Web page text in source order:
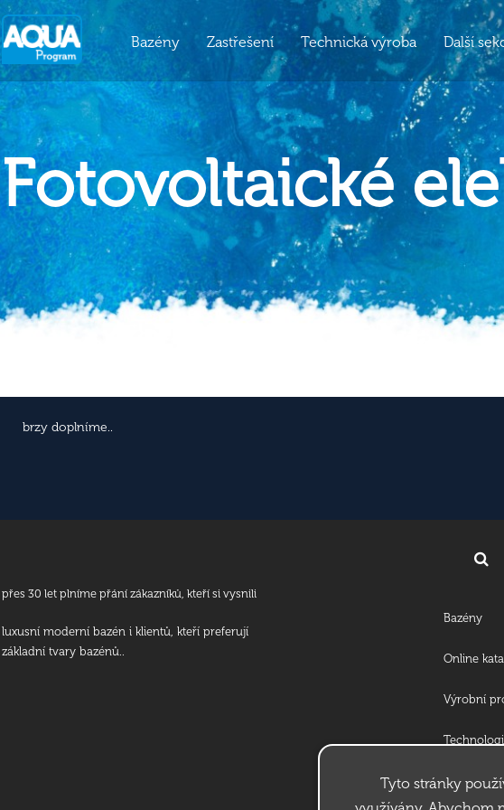
Bazény Zastřešení Technická výroba Další
Fotovoltaické
brzy doplníme..
Tyto stránky
přes 30 let plníme přání zákazníků, kteří si vysnili
luxusní moderní bazén i klientů, kteří preferují
základní tvary bazénů..
Bazény
Online
Výrobní